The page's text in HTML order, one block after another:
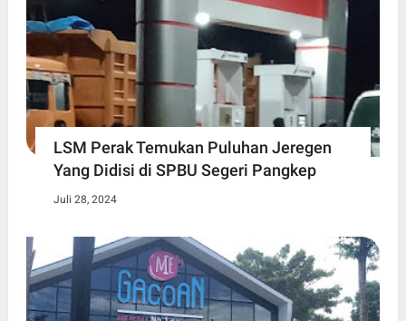
LSM Perak Temukan Puluhan Jeregen
Yang Didisi di SPBU Segeri Pangkep
Juli 28, 2024